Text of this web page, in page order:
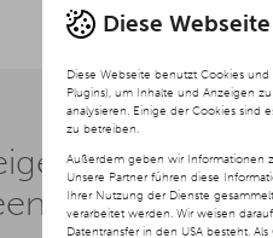
Diese
Diese Webseite benutzt Cookies
Plugins), um Inhalte und Anzeigen
analysieren. Einige der Cookies sind
zu betreiben.
Außerdem geben wir Informationen
Unsere Partner führen diese
Ihrer Nutzung der Dienste
verarbeitet werden. Wir weisen
Datentransfer in den USA besteht.
gegevens
gedeelte zien.